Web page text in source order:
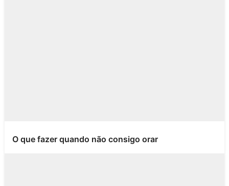
O que fazer quando não consigo orar